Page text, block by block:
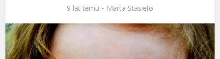
9 lat temu Marta Stasieło